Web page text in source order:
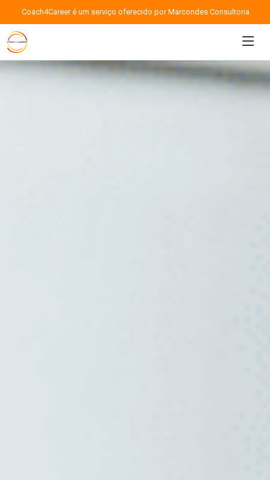
Coach4Career é um serviço oferecido por Marcondes Consultoria.